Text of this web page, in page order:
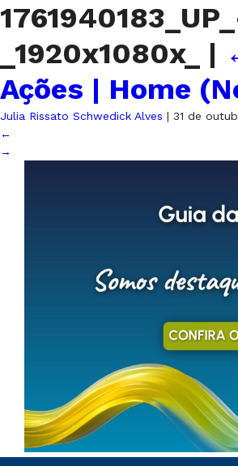
_1920x1080x_ |
Ações | Home
Julia Rissato Schwedick Alves | 31 de
←
→